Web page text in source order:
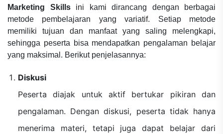
Marketing Skills ini kami dirancang dengan berbagai
metode pembelajaran yang variatif. Setiap metode
memiliki tujuan dan manfaat yang saling melengkapi,
sehingga peserta bisa mendapatkan pengalaman belajar
yang maksimal. Berikut penjelasannya:
Diskusi
Peserta diajak untuk aktif bertukar pikiran dan
pengalaman. Dengan diskusi, peserta tidak hanya
menerima materi, tetapi juga dapat belajar dari